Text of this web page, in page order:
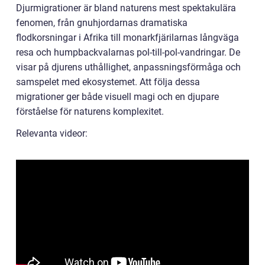
Djurmigrationer är bland naturens mest spektakulära
fenomen, från gnuhjordarnas dramatiska
flodkorsningar i Afrika till monarkfjärilarnas långväga
resa och humpbackvalarnas pol-till-pol-vandringar. De
visar på djurens uthållighet, anpassningsförmåga och
samspelet med ekosystemet. Att följa dessa
migrationer ger både visuell magi och en djupare
förståelse för naturens komplexitet.
Relevanta videor: